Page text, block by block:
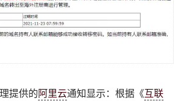
提供的 阿里云通知显示：根据《互联